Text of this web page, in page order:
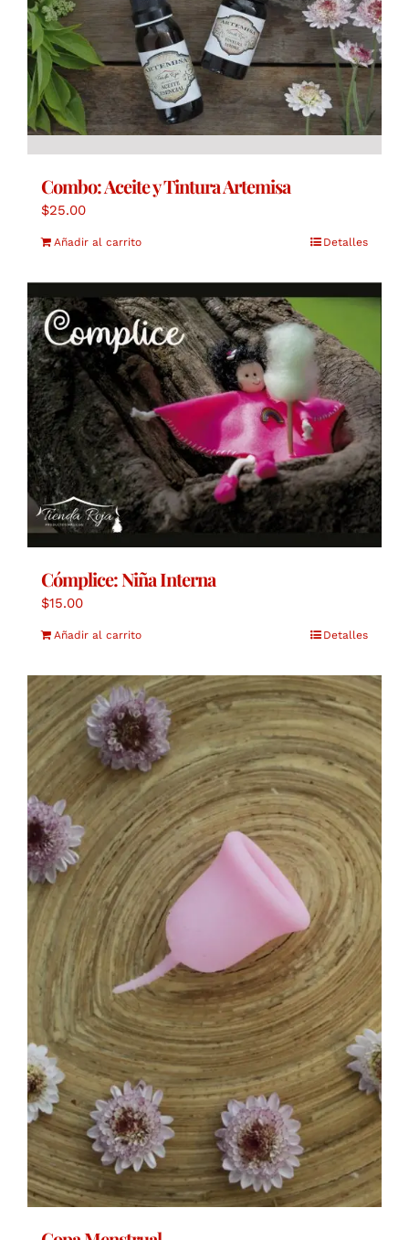
Combo: Aceite y Tintura Artemisa
$25.00
Añadir al carrito Detalles
Cómplice: Niña Interna
$15.00
Añadir al carrito Detalles